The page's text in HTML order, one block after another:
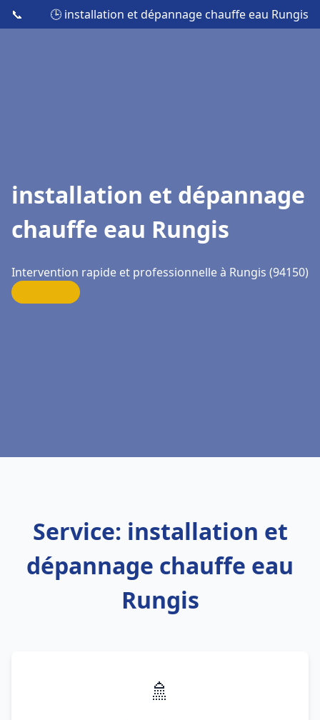
📞 🕒 installation et dépannage chauffe eau Rungis
installation et dépannage
chauffe eau Rungis
Intervention rapide et professionnelle à Rungis (94150)
Service: installation et
dépannage chauffe eau
Rungis
🚿